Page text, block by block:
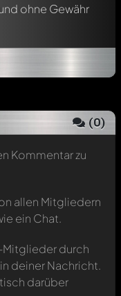
ohne Gewähr
(0)
Kommentar zu
allen Mitgliedern
ein Chat.
Mitglieder durch
in deiner Nachricht.
darüber